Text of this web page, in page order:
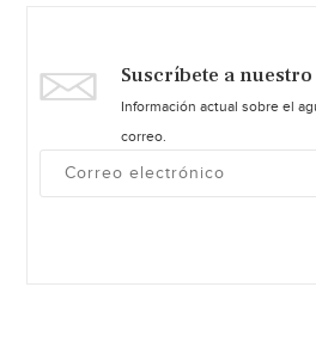
Suscríbete a
Información actual sobre el
correo.